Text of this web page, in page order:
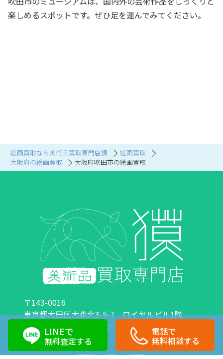
LINEで
無料査定する
電話で
無料相談する
絵画買取なら美術品買取専門店獏
絵画買取
大阪府の絵画買取
大阪府吹田市の絵画買取
楽しめるスポットです。ぜひ足を運んでみてください。
〒143-0016
東京都大田区大森北3-5-7 ロイヤルビル1階
営業時間：10:00～18:00 定休日：日曜日・祝日
0120-89-0007 03-6423-1033